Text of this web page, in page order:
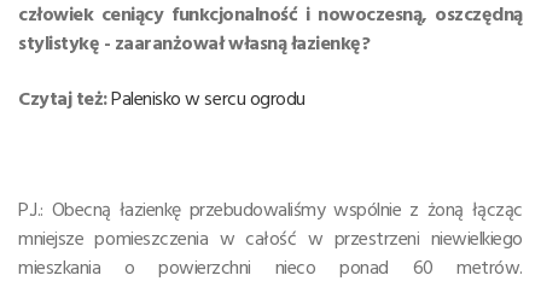
człowiek ceniący funkcjonalność i nowoczesną, oszczędną
stylistykę - zaaranżował własną łazienkę?
Czytaj też:Palenisko w sercu ogrodu
P.J.: Obecną łazienkę przebudowaliśmy wspólnie z żoną łącząc
mniejsze pomieszczenia w całość w przestrzeni niewielkiego
mieszkania o powierzchni nieco ponad 60 metrów.